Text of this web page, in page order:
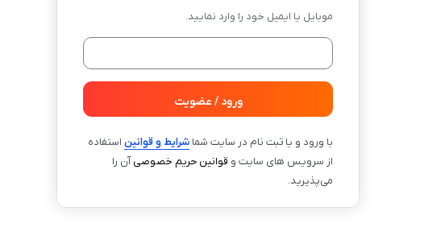
موبایل یا ایمیل خود را وارد نمایید.
ورود / عضویت
با ورود و یا ثبت نام در سایت شما شرایط و قوانیناستفاده
از سرویس های سایت و قوانین حریم خصوصیآن را
می‌پذیرید.